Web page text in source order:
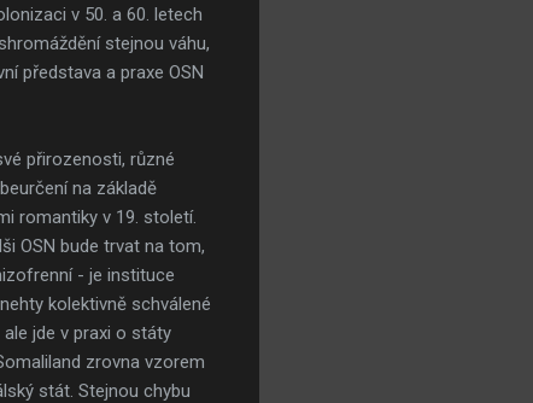
v 50. a 60. letech
stejnou váhu,
představa a praxe OSN
přirozenosti, různé
na základě
romantiky v 19. století.
OSN bude trvat na tom,
- je instituce
kolektivně schválené
jde v praxi o státy
zrovna vzorem
stát. Stejnou chybu